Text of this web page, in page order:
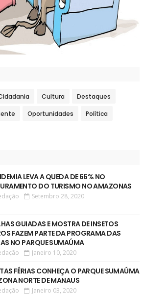
Cultura Destaques
Oportunidades Política
LEVA A QUEDA DE 66% NO
DO TURISMO NO AMAZONAS
Setembro 28, 2020
GUIADAS E MOSTRA DE INSETOS
FAZEM PARTE DA PROGRAMA DAS
NO PARQUE SUMAÚMA
Janeiro 10, 2020
FÉRIAS CONHEÇA O PARQUE SUMAÚMA
NORTE DE MANAUS
Janeiro 03, 2020